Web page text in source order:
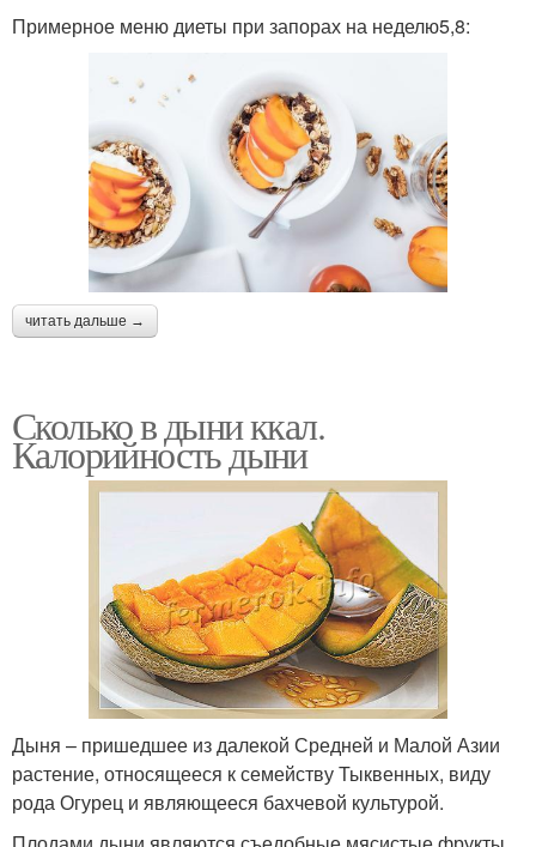
Примерное меню диеты при запорах на неделю5,8:
читать дальше →
Сколько в дыни ккал.
Калорийность дыни
Дыня – пришедшее из далекой Средней и Малой Азии
растение, относящееся к семейству Тыквенных, виду
рода Огурец и являющееся бахчевой культурой.